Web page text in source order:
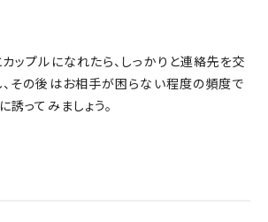
ップルになれたら、しっかりと連絡先を交
その後はお相手が困らない程度の頻度で
誘ってみましょう。